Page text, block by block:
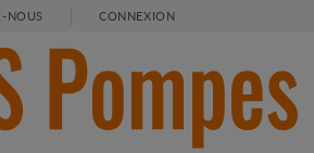
NOUS CONNEXION